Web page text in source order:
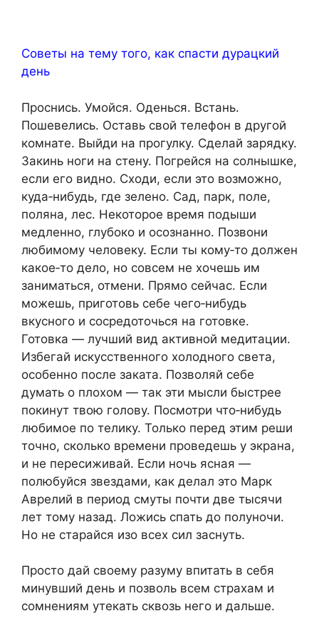
Советы на тему того, как спасти дурацкий
день
Проснись. Умойся. Оденься. Встань.
Пошевелись. Оставь свой телефон в другой
комнате. Выйди на прогулку. Сделай зарядку.
Закинь ноги на стену. Погрейся на солнышке,
если его видно. Сходи, если это возможно,
куда‑нибудь, где зелено. Сад, парк, поле,
поляна, лес. Некоторое время подыши
медленно, глубоко и осознанно. Позвони
любимому человеку. Если ты кому‑то должен
какое‑то дело, но совсем не хочешь им
заниматься, отмени. Прямо сейчас. Если
можешь, приготовь себе чего‑нибудь
вкусного и сосредоточься на готовке.
Готовка — лучший вид активной медитации.
Избегай искусственного холодного света,
особенно после заката. Позволяй себе
думать о плохом — так эти мысли быстрее
покинут твою голову. Посмотри что‑нибудь
любимое по телику. Только перед этим реши
точно, сколько времени проведешь у экрана,
и не пересиживай. Если ночь ясная —
полюбуйся звездами, как делал это Марк
Аврелий в период смуты почти две тысячи
лет тому назад. Ложись спать до полуночи.
Но не старайся изо всех сил заснуть.
Просто дай своему разуму впитать в себя
минувший день и позволь всем страхам и
сомнениям утекать сквозь него и дальше.